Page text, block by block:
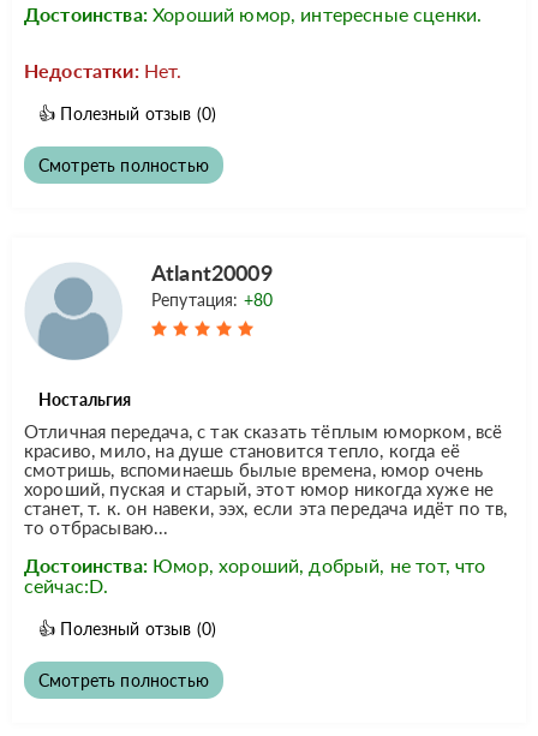
Достоинства: Хороший юмор, интересные сценки.
Недостатки: Нет.
👍 Полезный отзыв (0)
Смотреть полностью
Atlant20009
Репутация: +80
Ностальгия
Отличная передача, с так сказать тёплым юморком, всё
красиво, мило, на душе становится тепло, когда её
смотришь, вспоминаешь былые времена, юмор очень
хороший, пуская и старый, этот юмор никогда хуже не
станет, т. к. он навеки, ээх, если эта передача идёт по тв,
то отбрасываю...
Достоинства: Юмор, хороший, добрый, не тот, что
сейчас:D.
👍 Полезный отзыв (0)
Смотреть полностью